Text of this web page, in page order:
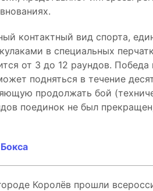
контактный вид спорта,
в специальных
от 3 до 12 раундов. Победа
подняться в течение
продолжать бой
поединок не был
Королёв прошли